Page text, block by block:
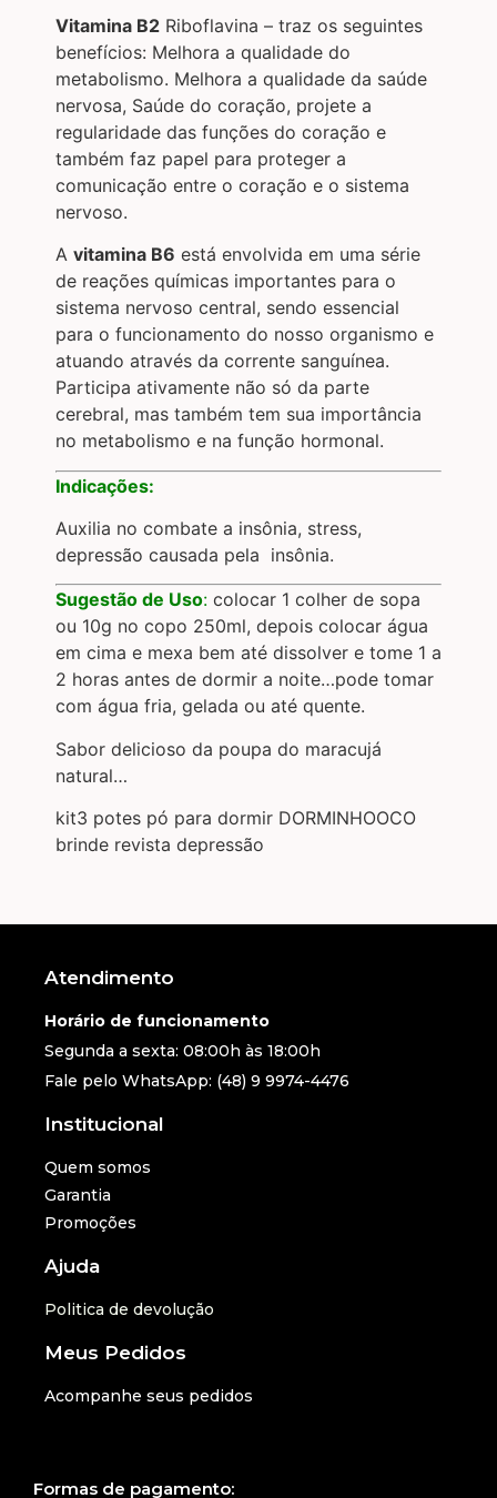
Vitamina B2 Riboflavina – traz os seguintes
benefícios: Melhora a qualidade do
metabolismo. Melhora a qualidade da saúde
nervosa, Saúde do coração, projete a
regularidade das funções do coração e
também faz papel para proteger a
comunicação entre o coração e o sistema
nervoso.
A vitamina B6 está envolvida em uma série
de reações químicas importantes para o
sistema nervoso central, sendo essencial
para o funcionamento do nosso organismo e
atuando através da corrente sanguínea.
Participa ativamente não só da parte
cerebral, mas também tem sua importância
no metabolismo e na função hormonal.
Indicações:
Auxilia no combate a insônia, stress,
depressão causada pela insônia.
Sugestão de Uso: colocar 1 colher de sopa
ou 10g no copo 250ml, depois colocar água
em cima e mexa bem até dissolver e tome 1 a
2 horas antes de dormir a noite…pode tomar
com água fria, gelada ou até quente.
Sabor delicioso da poupa do maracujá
natural…
kit3 potes pó para dormir DORMINHOOCO
brinde revista depressão
Atendimento
Horário de funcionamento
Segunda a sexta: 08:00h às 18:00h
Fale pelo WhatsApp: (48) 9 9974-4476
Institucional
Quem somos
Garantia
Promoções
Ajuda
Politica de devolução
Meus Pedidos
Acompanhe seus pedidos
Formas de pagamento: